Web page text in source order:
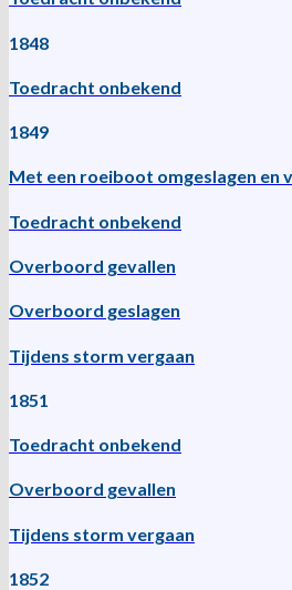
1848
Toedracht onbekend
1849
Met een roeiboot omgeslagen en
Toedracht onbekend
Overboord gevallen
Overboord geslagen
Tijdens storm vergaan
1851
Toedracht onbekend
Overboord gevallen
Tijdens storm vergaan
1852